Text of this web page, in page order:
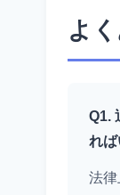
よ
Q1.
れば
法